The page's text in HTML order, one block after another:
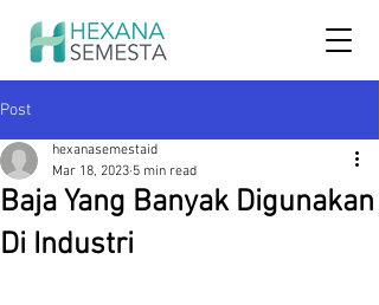
Post
Baja Yang Banyak Digunakan
Di Industri
hexanasemestaid
Mar 18, 2023 5 min read